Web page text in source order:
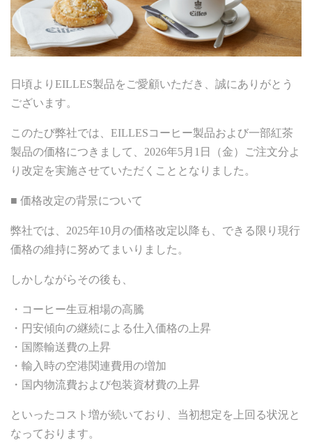
日頃よりEILLES製品をご愛顧いただき、誠にありがとう
ございます。
このたび弊社では、EILLESコーヒー製品および一部紅茶
製品の価格につきまして、2026年5月1日（金）ご注文分よ
り改定を実施させていただくこととなりました。
■ 価格改定の背景について
弊社では、2025年10月の価格改定以降も、できる限り現行
価格の維持に努めてまいりました。
しかしながらその後も、
・コーヒー生豆相場の高騰
・円安傾向の継続による仕入価格の上昇
・国際輸送費の上昇
・輸入時の空港関連費用の増加
・国内物流費および包装資材費の上昇
といったコスト増が続いており、当初想定を上回る状況と
なっております。